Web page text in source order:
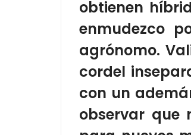
obtienen
enmudezco
agrónomo.
cordel
con un
observar que